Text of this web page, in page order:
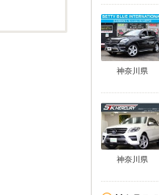
神奈川県
神奈川県